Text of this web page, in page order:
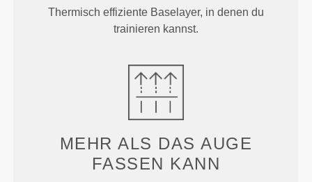
Thermisch effiziente Baselayer, in denen du
trainieren kannst.
MEHR ALS DAS AUGE
FASSEN KANN